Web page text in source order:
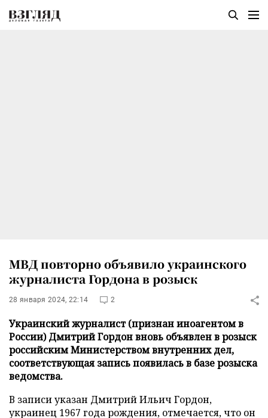
МВД повторно объявило украинского
журналиста Гордона в розыск
28 января 2024, 22:14 2
Украинский журналист (признан иноагентом в
России) Дмитрий Гордон вновь объявлен в розыск
российским Министерством внутренних дел,
соответствующая запись появилась в базе розыска
ведомства.
В записи указан Дмитрий Ильич Гордон,
украинец 1967 года рождения, отмечается, что он